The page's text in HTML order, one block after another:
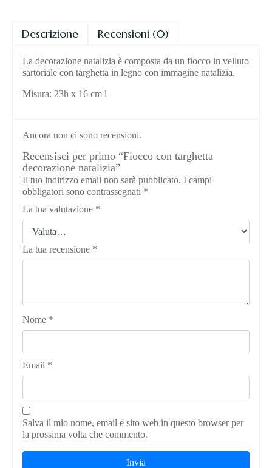
Descrizione Recensioni (0)
La decorazione natalizia è composta da un fiocco in velluto
sartoriale con targhetta in legno con immagine natalizia.
Misura: 23h x 16 cm l
Ancora non ci sono recensioni.
Recensisci per primo “Fiocco con targhetta
decorazione natalizia”
Il tuo indirizzo email non sarà pubblicato. I campi
obbligatori sono contrassegnati *
La tua valutazione *
La tua recensione *
Nome *
Email *
Salva il mio nome, email e sito web in questo browser per
la prossima volta che commento.